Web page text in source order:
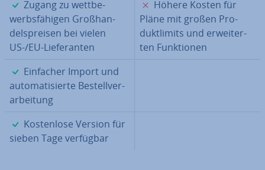
✓
Zugang zu wett­be­
werbs­fä­hi­gen Groß­han­
dels­prei­sen bei vielen
US-/EU-Lie­fe­ran­ten
✗
Höhere Kosten für
Pläne mit großen Pro­
dukt­li­mits und er­wei­ter­
ten Funk­tio­nen
✓
Einfacher Import und
au­to­ma­ti­sier­te Be­stell­ver­
ar­bei­tung
✓
Kos­ten­lo­se Version für
sieben Tage verfügbar